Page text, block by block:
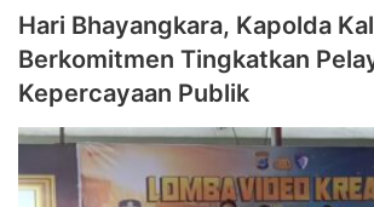
Hari Bhayangkara, Kapolda
Berkomitmen Tingkatkan
Kepercayaan Publik